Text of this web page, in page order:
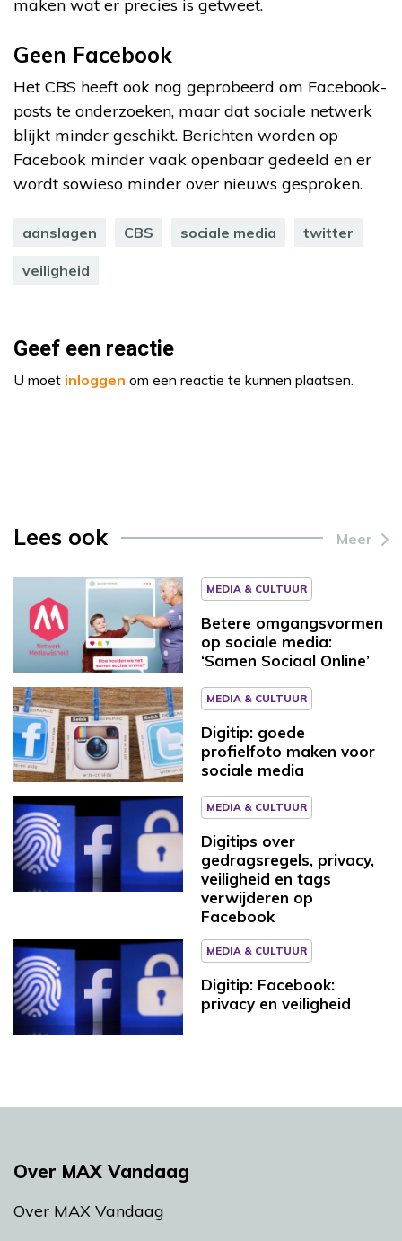
maken wat er precies is getweet.
Geen Facebook
Het CBS heeft ook nog geprobeerd om Facebook-
posts te onderzoeken, maar dat sociale netwerk
blijkt minder geschikt. Berichten worden op
Facebook minder vaak openbaar gedeeld en er
wordt sowieso minder over nieuws gesproken.
aanslagen CBS sociale media twitter
veiligheid
Geef een reactie
U moet inloggen om een reactie te kunnen plaatsen.
Lees ook Meer
MEDIA & CULTUUR
Betere omgangsvormen
op sociale media:
‘Samen Sociaal Online’
MEDIA & CULTUUR
Digitip: goede
profielfoto maken voor
sociale media
MEDIA & CULTUUR
Digitips over
gedragsregels, privacy,
veiligheid en tags
verwijderen op
Facebook
MEDIA & CULTUUR
Digitip: Facebook:
privacy en veiligheid
Over MAX Vandaag
Over MAX Vandaag